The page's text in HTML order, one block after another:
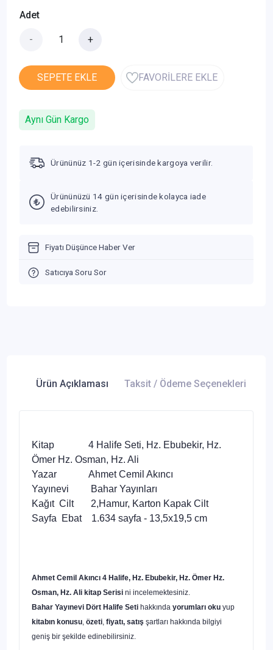
Adet
- +
SEPETE EKLE FAVORİLERE EKLE
Aynı Gün Kargo
Ürününüz 1-2 gün içerisinde kargoya verilir.
Ürününüzü 14 gün içerisinde kolayca iade
edebilirsiniz.
Fiyatı Düşünce Haber Ver
Satıcıya Soru Sor
Ürün Açıklaması Taksit / Ödeme Seçenekleri
Kitap 4 Halife Seti, Hz. Ebubekir, Hz.
Ömer Hz. Osman, Hz. Ali
Yazar Ahmet Cemil Akıncı
Yayınevi Bahar Yayınları
Kağıt Cilt 2,Hamur, Karton Kapak Cilt
Sayfa Ebat 1.634 sayfa - 13,5x19,5 cm
Ahmet Cemil Akıncı 4 Halife, Hz. Ebubekir, Hz. Ömer Hz.
Osman, Hz. Ali kitap Serisi ni incelemektesiniz.
Bahar Yayınevi Dört Halife Seti hakkında yorumları oku yup
kitabın konusu, özeti, fiyatı, satış şartları hakkında bilgiyi
geniş bir şekilde edinebilirsiniz.